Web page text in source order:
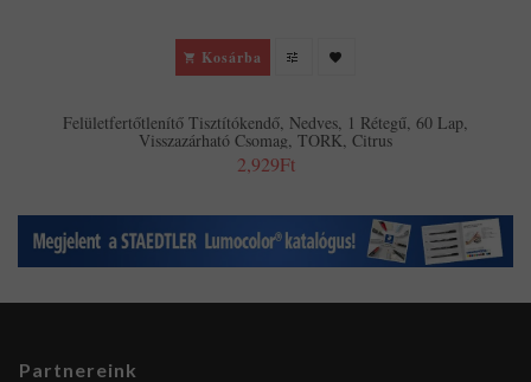
Kosárba
Felületfertőtlenítő Tisztítókendő, Nedves, 1 Rétegű, 60 Lap,
Visszazárható Csomag, TORK, Citrus
2,929Ft
Partnereink